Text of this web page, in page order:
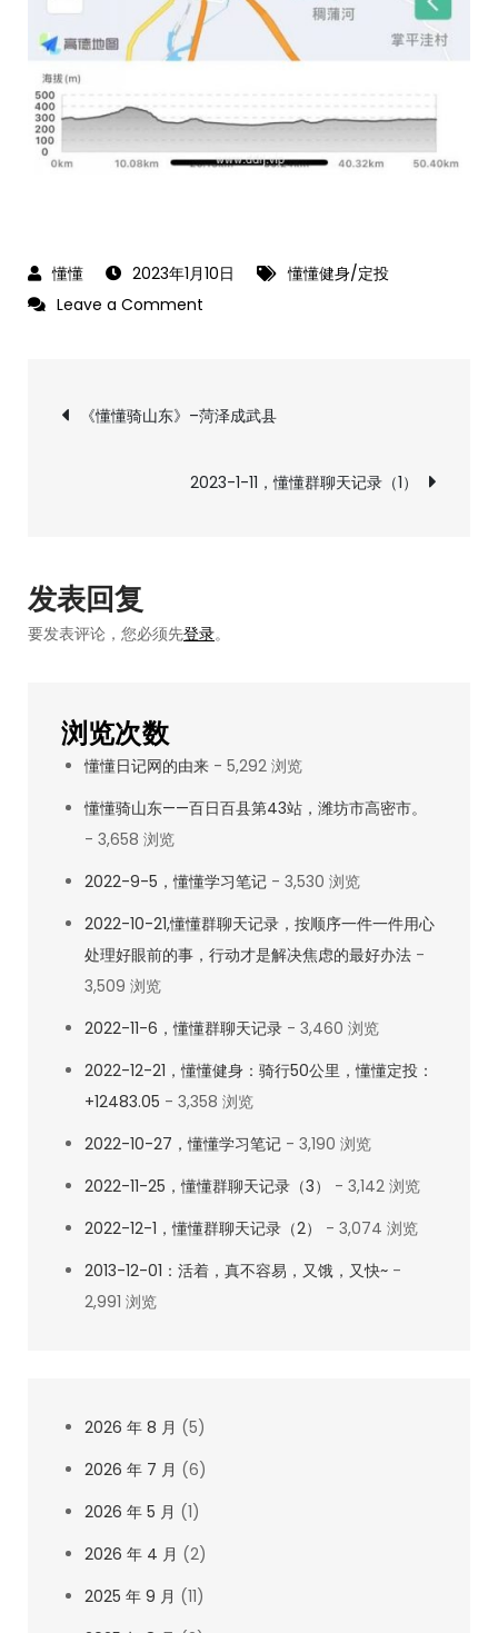
2023年1月10日
懂懂健身/定投
Leave a Comment
懂
健
公
定
投：-3566.52
文
航
《懂懂骑山东》–菏泽成武县
2023-1-11，懂懂群聊天记录（1）
发表回复
要发表评论，您必须先登录。
浏览次数
懂懂日记网的由来 - 5,292 浏览
懂懂骑山东——百日百县第43站，潍坊市高密市。
- 3,658 浏览
2022-9-5，懂懂学习笔记 - 3,530 浏览
2022-10-21,懂懂群聊天记录，按顺序一件一件用心
处理好眼前的事，行动才是解决焦虑的最好办法 -
3,509 浏览
2022-11-6，懂懂群聊天记录 - 3,460 浏览
2022-12-21，懂懂健身：骑行50公里，懂懂定投：
+12483.05 - 3,358 浏览
2022-10-27，懂懂学习笔记 - 3,190 浏览
2022-11-25，懂懂群聊天记录（3）
- 3,142 浏览
2022-12-1，懂懂群聊天记录（2）
- 3,074 浏览
2013-12-01：活着，真不容易，又饿，又快~ -
2,991 浏览
2026 年 8 月 (5)
2026 年 7 月 (6)
2026 年 5 月 (1)
2026 年 4 月 (2)
2025 年 9 月 (11)